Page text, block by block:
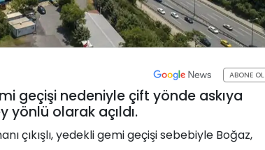
ABONE OL
geçişi nedeniyle çift yönde askıya
yönlü olarak açıldı.
çıkışlı, yedekli gemi geçişi sebebiyle Boğaz,